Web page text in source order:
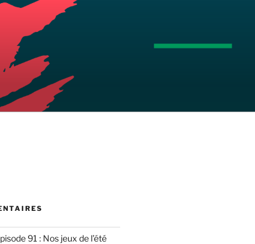
91 : Nos jeux de l’été